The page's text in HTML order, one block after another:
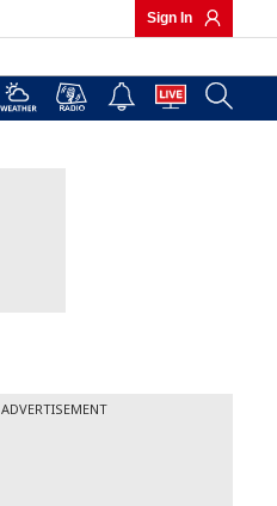
Sign In
ADVERTISEMENT